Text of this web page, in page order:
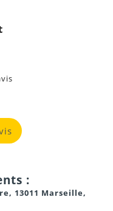
:
13011 Marseille,